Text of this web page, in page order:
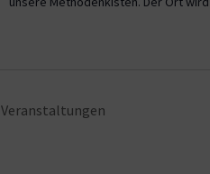
Veranstaltungen